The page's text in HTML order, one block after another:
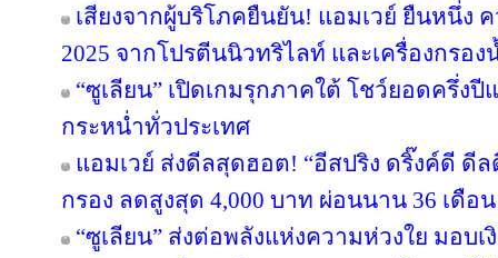
เสียงจากผู้บริโภคยืนยัน! แอมเวย์ ยืนหนึ่ง ค
2025 จากโปรตีนนิวทริไลท์ และเครื่องกรอง
“ซูเลียน” เปิดเกมรุกภาคใต้ โชว์ยอดครึ่ง
กระหน่ำทั่วประเทศ
แอมเวย์ ส่งดีลสุดฮอต! “อีสปริง ดริ๊งค์ดี ดี
กรอง ลดสูงสุด 4,000 บาท ผ่อนนาน 36 เดือน
“ซูเลียน” ส่งต่อพลังแห่งความห่วงใย มอ